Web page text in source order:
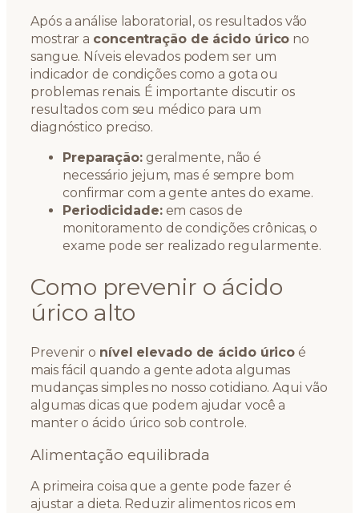
Após a análise laboratorial, os resultados vão
mostrar a concentração de ácido úrico no
sangue. Níveis elevados podem ser um
indicador de condições como a gota ou
problemas renais. É importante discutir os
resultados com seu médico para um
diagnóstico preciso.
Preparação:geralmente, não é
necessário jejum, mas é sempre bom
confirmar com a gente antes do exame.
Periodicidade:em casos de
monitoramento de condições crônicas, o
exame pode ser realizado regularmente.
Como prevenir o ácido
úrico alto
Prevenir o nível elevado de ácido úrico é
mais fácil quando a gente adota algumas
mudanças simples no nosso cotidiano. Aqui vão
algumas dicas que podem ajudar você a
manter o ácido úrico sob controle.
Alimentação equilibrada
A primeira coisa que a gente pode fazer é
ajustar a dieta. Reduzir alimentos ricos em